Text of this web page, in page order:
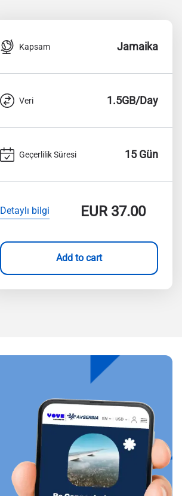
Kapsam Jamaika
Veri 1.5GB/Day
Geçerlilik Süresi 15 Gün
Detaylı bilgi EUR37.00
Add to cart